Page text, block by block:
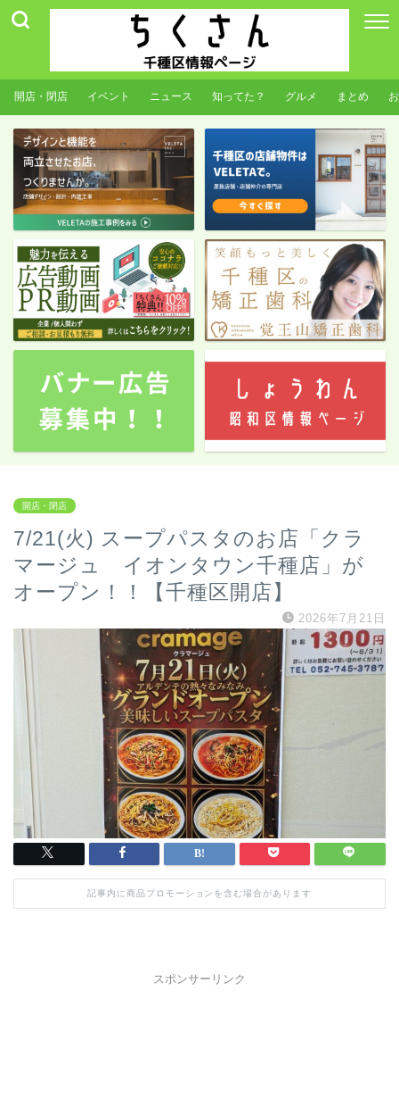
開店・閉店 イベント ニュース 知ってた？ グルメ まとめ
開店・閉店
7/21(火) スープパスタのお店「クラ
マージュ イオンタウン千種店」が
オープン！！【千種区開店】
2026年7月21日
記事内に商品プロモーションを含む場合があります
スポンサーリンク